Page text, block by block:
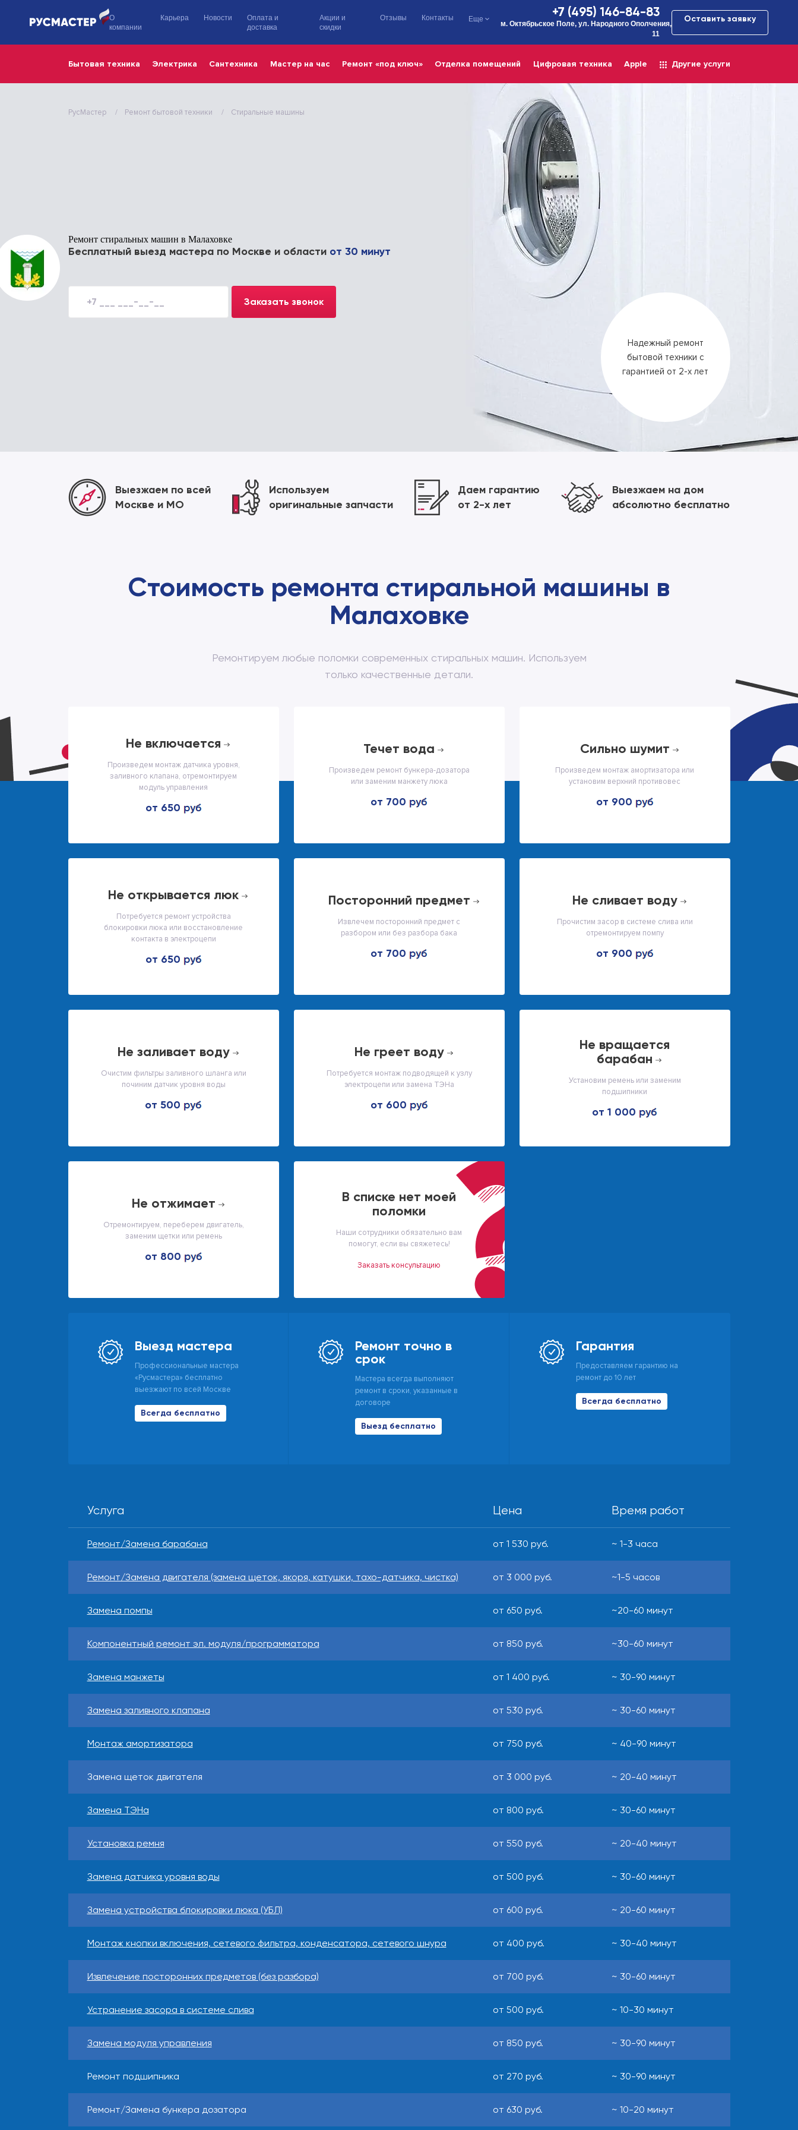
О
компании
Карьера Новости
Оплата и
доставка
Акции и
скидки
Отзывы Контакты Еще +7 (495) 146-84-83
м. Октябрьское Поле, ул. Народного Ополчения,
11
Оставить заявку
Бытовая техника Электрика Сантехника Мастер на час Ремонт «под ключ» Отделка помещений Цифровая техника Apple Другие услуги
РусМастер Ремонт бытовой техники Стиральные машины
Ремонт стиральных машин в Малаховке
Бесплатный выезд мастера по Москве и области от 30 минут
Заказать звонок
Надежный ремонт
бытовой техники с
гарантией от 2-х лет
Выезжаем по всей
Москве и МО
Используем
оригинальные запчасти
Даем гарантию
от 2-х лет
Выезжаем на дом
абсолютно бесплатно
Стоимость ремонта стиральной машины в
Малаховке
Ремонтируем любые поломки современных стиральных машин. Используем
только качественные детали.
не включается
Произведем монтаж датчика уровня,
заливного клапана, отремонтируем
модуль управления
от 650
течет вода
Произведем ремонт бункера-дозатора
или заменим манжету люка
от 700
сильно шумит
Произведем монтаж амортизатора или
установим верхний противовес
от 900
не открывается люк
Потребуется ремонт устройства
блокировки люка или восстановление
контакта в электроцепи
от 650
посторонний предмет
Извлечем посторонний предмет с
разбором или без разбора бака
от 700
не сливает воду
Прочистим засор в системе слива или
отремонтируем помпу
от 900
не заливает воду
Очистим фильтры заливного шланга или
починим датчик уровня воды
от 500
не греет воду
Потребуется монтаж подводящей к узлу
электроцепи или замена ТЭНа
от 600
не вращается
барабан
Установим ремень или заменим
подшипники
от 1 000
не отжимает
Отремонтируем, переберем двигатель,
заменим щетки или ремень
от 800
В списке нет моей
поломки
Наши сотрудники обязательно вам
помогут, если вы свяжетесь!
Заказать консультацию
Выезд мастера
Профессиональные мастера
«Русмастера» бесплатно
выезжают по всей Москве
Всегда бесплатно
Ремонт точно в
срок
Мастера всегда выполняют
ремонт в сроки, указанные в
договоре
Выезд бесплатно
Гарантия
Предоставляем гарантию на
ремонт до 10 лет
Всегда бесплатно
Услуга Цена Время работ
Ремонт/Замена барабана от 1 530 руб. ~ 1-3 часа
Ремонт/Замена двигателя (замена щеток, якоря, катушки, тахо-датчика, чистка) от 3 000 руб. ~1-5 часов
Замена помпы от 650 руб. ~20-60 минут
Компонентный ремонт эл. модуля/программатора от 850 руб. ~30-60 минут
Замена манжеты от 1 400 руб. ~ 30-90 минут
Замена заливного клапана от 530 руб. ~ 30-60 минут
Монтаж амортизатора от 750 руб. ~ 40-90 минут
Замена щеток двигателя от 3 000 руб. ~ 20-40 минут
Замена ТЭНа от 800 руб. ~ 30-60 минут
Установка ремня от 550 руб. ~ 20-40 минут
Замена датчика уровня воды от 500 руб. ~ 30-60 минут
Замена устройства блокировки люка (УБЛ) от 600 руб. ~ 20-60 минут
Монтаж кнопки включения, сетевого фильтра, конденсатора, сетевого шнура от 400 руб. ~ 30-40 минут
Извлечение посторонних предметов (без разбора) от 700 руб. ~ 30-60 минут
Устранение засора в системе слива от 500 руб. ~ 10-30 минут
Замена модуля управления от 850 руб. ~ 30-90 минут
Ремонт подшипника от 270 руб. ~ 30-90 минут
Ремонт/Замена бункера дозатора от 630 руб. ~ 10-20 минут